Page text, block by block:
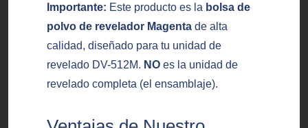
Importante: Este producto es la bolsa de
polvo de revelador Magenta de alta
calidad, diseñado para tu unidad de
revelado DV-512M. NO es la unidad de
revelado completa (el ensamblaje).